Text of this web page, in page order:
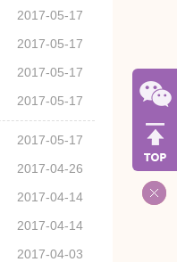
2017-05-17
2017-05-17
2017-05-17
2017-05-17
2017-05-17
2017-04-26
2017-04-14
2017-04-14
2017-04-03